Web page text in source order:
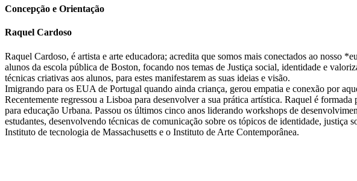
Concepção e Orientação
Raquel Cardoso
Raquel Cardoso, é artista e arte educadora; acredita que somos mais conectados ao nosso
alunos da escola pública de Boston, focando nos temas de Justiça social, identidade e
técnicas criativas aos alunos, para estes manifestarem as suas ideias e visão.
Imigrando para os EUA de Portugal quando ainda criança, gerou empatia e conexão por
Recentemente regressou a Lisboa para desenvolver a sua prática artística. Raquel é
para educação Urbana. Passou os últimos cinco anos liderando workshops de
estudantes, desenvolvendo técnicas de comunicação sobre os tópicos de identidade,
Instituto de tecnologia de Massachusetts e o Instituto de Arte Contemporânea.